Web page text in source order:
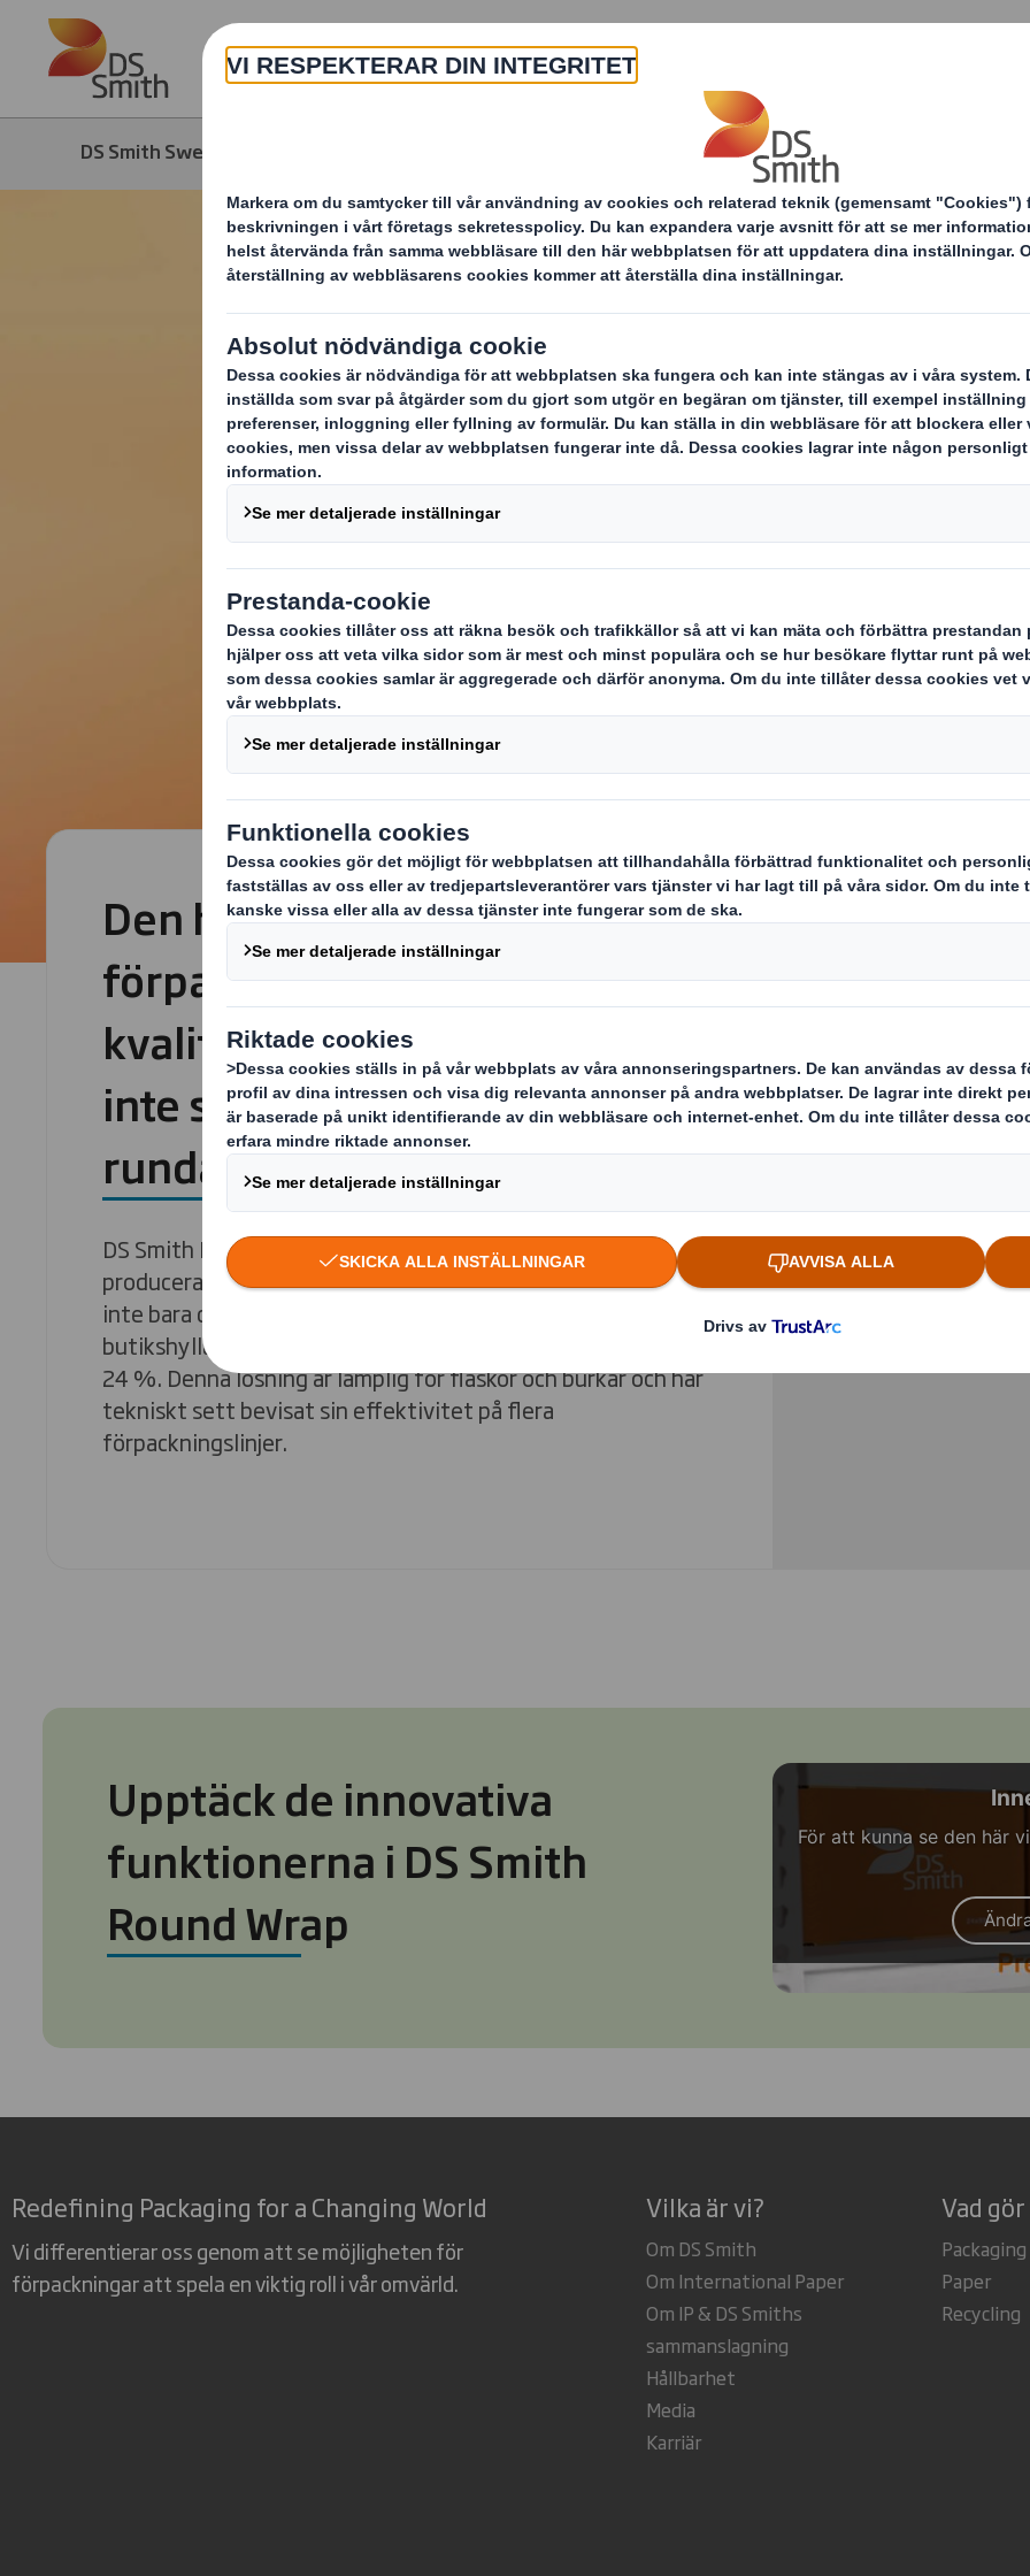
Skip to main content
Om oss
DS Smith Sweden Förpackningar Dryckesförpackningar
DS
En
Den hållbara
förpackningslösningen av hög
kvalitet för multipack – som
inte sparar på detaljer, utan
rundar av dem!
DS Smith Round Wrap använder Arcwise®-teknologi för att
producera rundade hörn av wellpapp. Round Wrap möjliggör
inte bara differentiering och ett högkvalitativt utseende på
butikshyllan, utan minskar även CO2-utsläppen med upp till
24 %. Denna lösning är lämplig för flaskor och burkar och har
tekniskt sett bevisat sin effektivitet på flera
förpackningslinjer.
Carousel. Use
Previous slide
För att kunna se den här
Upptäck de innovativa
funktionerna i DS Smith
Round Wrap
Redefining Packaging for a Changing World
Vi differentierar oss genom att se möjligheten för
förpackningar att spela en viktig roll i vår omvärld.
Vilka är vi?
Om DS Smith
Om International Paper
Om IP & DS Smiths
sammanslagning
Hållbarhet
Media
Karriär
Vad
Packaging
Paper
Recycling